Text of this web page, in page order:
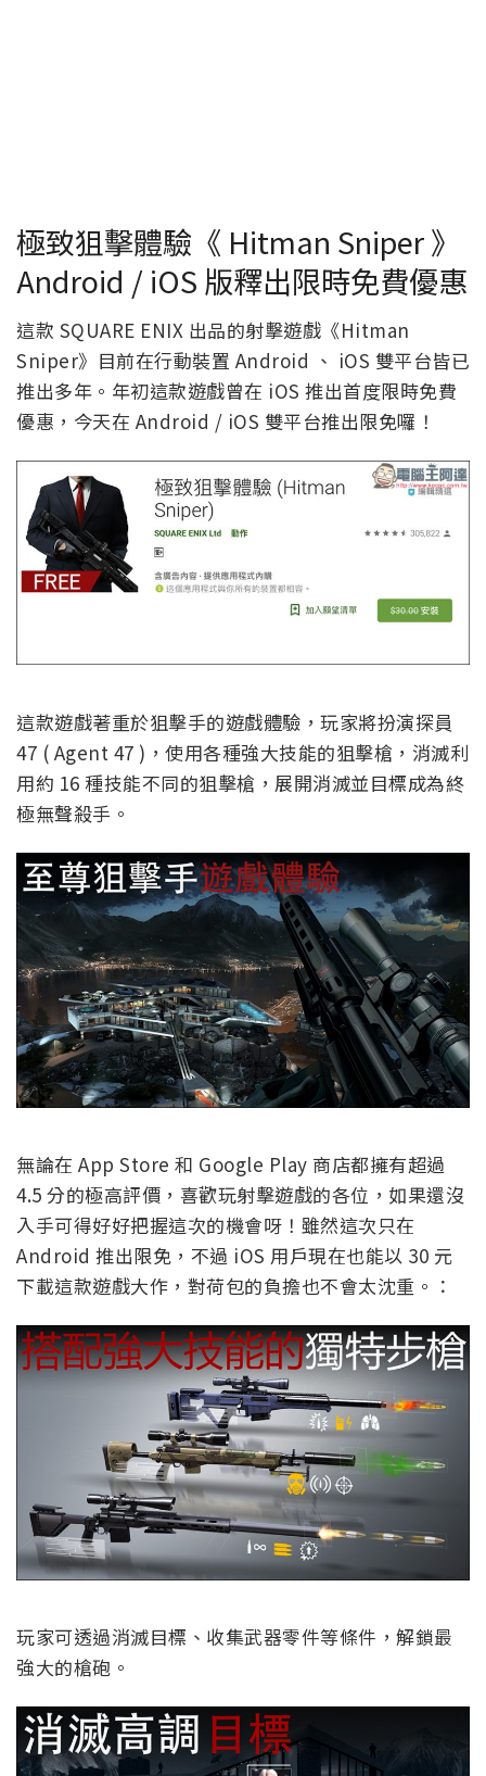
極致狙擊體驗《 Hitman Sniper 》
Android / iOS 版釋出限時免費優惠
這款 SQUARE ENIX 出品的射擊遊戲《Hitman
Sniper》目前在行動裝置 Android 、 iOS 雙平台皆已
推出多年。年初這款遊戲曾在 iOS 推出首度限時免費
優惠，今天在 Android / iOS 雙平台推出限免囉！
這款遊戲著重於狙擊手的遊戲體驗，玩家將扮演探員
47 ( Agent 47 )，使用各種強大技能的狙擊槍，消滅利
用約 16 種技能不同的狙擊槍，展開消滅並目標成為終
極無聲殺手。
無論在 App Store 和 Google Play 商店都擁有超過
4.5 分的極高評價，喜歡玩射擊遊戲的各位，如果還沒
入手可得好好把握這次的機會呀！雖然這次只在
Android 推出限免，不過 iOS 用戶現在也能以 30 元
下載這款遊戲大作，對荷包的負擔也不會太沈重。：
玩家可透過消滅目標、收集武器零件等條件，解鎖最
強大的槍砲。